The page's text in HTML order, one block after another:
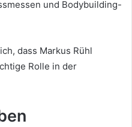
und Bodybuilding-
dass Markus Rühl
Rolle in der